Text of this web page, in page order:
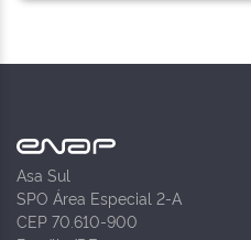
Asa Sul
SPO Área Especial 2-A
CEP 70.610-900